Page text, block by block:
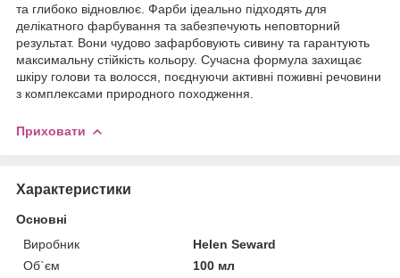
та глибоко відновлює. Фарби ідеально підходять для
делікатного фарбування та забезпечують неповторний
результат. Вони чудово зафарбовують сивину та гарантують
максимальну стійкість кольору. Сучасна формула захищає
шкіру голови та волосся, поєднуючи активні поживні речовини
з комплексами природного походження.
Приховати
Характеристики
Основні
Виробник
Helen Seward
Об`єм
100 мл